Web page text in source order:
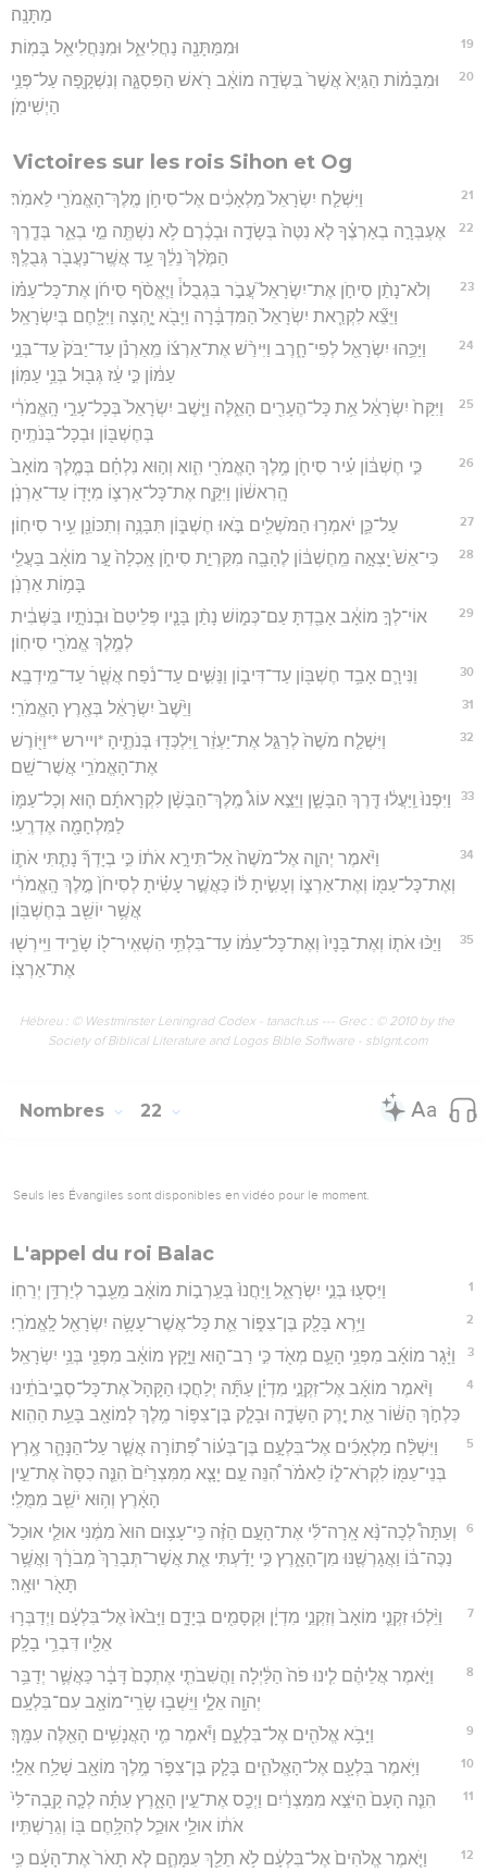
מַתָּנָֽה׃
19 וּמִמַּתָּנָ֖ה נַחֲלִיאֵ֑ל וּמִנַּחֲלִיאֵ֖ל בָּמֽוֹת׃
20
וּמִבָּמ֗וֹת הַגַּיְא֙ אֲשֶׁר֙ בִּשְׂדֵ֣ה מוֹאָ֔ב רֹ֖אשׁ הַפִּסְגָּ֑ה וְנִשְׁקָ֖פָה עַל־פְּנֵ֥י
הַיְשִׁימֹֽן׃
Victoires sur les rois Sihon et Og
21 וַיִּשְׁלַ֤ח יִשְׂרָאֵל֙ מַלְאָכִ֔ים אֶל־סִיחֹ֥ן מֶֽלֶךְ־הָאֱמֹרִ֖י לֵאמֹֽר׃
22
אֶעְבְּרָ֣ה בְאַרְצֶ֗ךָ לֹ֤א נִטֶּה֙ בְּשָׂדֶ֣ה וּבְכֶ֔רֶם לֹ֥א נִשְׁתֶּ֖ה מֵ֣י בְאֵ֑ר בְּדֶ֤רֶךְ
הַמֶּ֙לֶךְ֙ נֵלֵ֔ךְ עַ֥ד אֲשֶֽׁר־נַעֲבֹ֖ר גְּבֻלֶֽךָ׃
23
וְלֹא־נָתַ֨ן סִיחֹ֣ן אֶת־יִשְׂרָאֵל֮ עֲבֹ֣ר בִּגְבֻלוֹ֒ וַיֶּאֱסֹ֨ף סִיחֹ֜ן אֶת־כָּל־עַמּ֗וֹ
וַיֵּצֵ֞א לִקְרַ֤את יִשְׂרָאֵל֙ הַמִּדְבָּ֔רָה וַיָּבֹ֖א יָ֑הְצָה וַיִּלָּ֖חֶם בְּיִשְׂרָאֵֽל׃
24
וַיַּכֵּ֥הוּ יִשְׂרָאֵ֖ל לְפִי־חָ֑רֶב וַיִּירַ֨שׁ אֶת־אַרְצ֜וֹ מֵֽאַרְנֹ֗ן עַד־יַבֹּק֙ עַד־בְּנֵ֣י
עַמּ֔וֹן כִּ֣י עַ֔ז גְּב֖וּל בְּנֵ֥י עַמּֽוֹן׃
25
וַיִּקַּח֙ יִשְׂרָאֵ֔ל אֵ֥ת כָּל־הֶעָרִ֖ים הָאֵ֑לֶּה וַיֵּ֤שֶׁב יִשְׂרָאֵל֙ בְּכָל־עָרֵ֣י הָֽאֱמֹרִ֔י
בְּחֶשְׁבּ֖וֹן וּבְכָל־בְּנֹתֶֽיהָ׃
26
כִּ֣י חֶשְׁבּ֔וֹן עִ֗יר סִיחֹ֛ן מֶ֥לֶךְ הָאֱמֹרִ֖י הִ֑וא וְה֣וּא נִלְחַ֗ם בְּמֶ֤לֶךְ מוֹאָב֙
הָֽרִאשׁ֔וֹן וַיִּקַּ֧ח אֶת־כָּל־אַרְצ֛וֹ מִיָּד֖וֹ עַד־אַרְנֹֽן׃
27 עַל־כֵּ֛ן יֹאמְר֥וּ הַמֹּשְׁלִ֖ים בֹּ֣אוּ חֶשְׁבּ֑וֹן תִּבָּנֶ֥ה וְתִכּוֹנֵ֖ן עִ֥יר סִיחֽוֹן׃
28
כִּי־אֵשׁ֙ יָֽצְאָ֣ה מֵֽחֶשְׁבּ֔וֹן לֶהָבָ֖ה מִקִּרְיַ֣ת סִיחֹ֑ן אָֽכְלָה֙ עָ֣ר מוֹאָ֔ב בַּעֲלֵ֖י
בָּמ֥וֹת אַרְנֹֽן׃
29
אוֹי־לְךָ֣ מוֹאָ֔ב אָבַ֖דְתָּ עַם־כְּמ֑וֹשׁ נָתַ֨ן בָּנָ֤יו פְּלֵיטִם֙ וּבְנֹתָ֣יו בַּשְּׁבִ֔ית
לְמֶ֥לֶךְ אֱמֹרִ֖י סִיחֽוֹן׃
30 וַנִּירָ֛ם אָבַ֥ד חֶשְׁבּ֖וֹן עַד־דִּיב֑וֹן וַנַּשִּׁ֣ים עַד־נֹ֔פַח אֲשֶׁ֖רׄ עַד־מֵֽידְבָֽא׃
31 וַיֵּ֙שֶׁב֙ יִשְׂרָאֵ֔ל בְּאֶ֖רֶץ הָאֱמֹרִֽי׃
32
וַיִּשְׁלַ֤ח מֹשֶׁה֙ לְרַגֵּ֣ל אֶת־יַעְזֵ֔ר וַֽיִּלְכְּד֖וּ בְּנֹתֶ֑יהָ *ויירש **וַיּ֖וֹרֶשׁ
אֶת־הָאֱמֹרִ֥י אֲשֶׁר־שָֽׁם׃
33
וַיִּפְנוּ֙ וַֽיַּעֲל֔וּ דֶּ֖רֶךְ הַבָּשָׁ֑ן וַיֵּצֵ֣א עוֹג֩ מֶֽלֶךְ־הַבָּשָׁ֨ן לִקְרָאתָ֜ם ה֧וּא וְכָל־עַמּ֛וֹ
לַמִּלְחָמָ֖ה אֶדְרֶֽעִי׃
34
וַיֹּ֨אמֶר יְהוָ֤ה אֶל־מֹשֶׁה֙ אַל־תִּירָ֣א אֹת֔וֹ כִּ֣י בְיָדְךָ֞ נָתַ֧תִּי אֹת֛וֹ
וְאֶת־כָּל־עַמּ֖וֹ וְאֶת־אַרְצ֑וֹ וְעָשִׂ֣יתָ לּ֔וֹ כַּאֲשֶׁ֣ר עָשִׂ֗יתָ לְסִיחֹן֙ מֶ֣לֶךְ הָֽאֱמֹרִ֔י
אֲשֶׁ֥ר יוֹשֵׁ֖ב בְּחֶשְׁבּֽוֹן׃
35
וַיַּכּ֨וּ אֹת֤וֹ וְאֶת־בָּנָיו֙ וְאֶת־כָּל־עַמּ֔וֹ עַד־בִּלְתִּ֥י הִשְׁאִֽיר־ל֖וֹ שָׂרִ֑יד וַיִּֽירְשׁ֖וּ
אֶת־אַרְצֽוֹ׃
Hébreu : © Westminster Leningrad Codex - tanach.us --- Grec : © 2010 by the
Society of Biblical Literature and Logos Bible Software - sblgnt.com
Nombres 22
Seuls les Évangiles sont disponibles en vidéo pour le moment.
L'appel du roi Balac
1 וַיִּסְע֖וּ בְּנֵ֣י יִשְׂרָאֵ֑ל וַֽיַּחֲנוּ֙ בְּעַֽרְב֣וֹת מוֹאָ֔ב מֵעֵ֖בֶר לְיַרְדֵּ֥ן יְרֵחֽוֹ׃
2 וַיַּ֥רְא בָּלָ֖ק בֶּן־צִפּ֑וֹר אֵ֛ת כָּל־אֲשֶׁר־עָשָׂ֥ה יִשְׂרָאֵ֖ל לָֽאֱמֹרִֽי׃
3 וַיָּ֨גָר מוֹאָ֜ב מִפְּנֵ֥י הָעָ֛ם מְאֹ֖ד כִּ֣י רַב־ה֑וּא וַיָּ֣קָץ מוֹאָ֔ב מִפְּנֵ֖י בְּנֵ֥י יִשְׂרָאֵֽל׃
4
וַיֹּ֨אמֶר מוֹאָ֜ב אֶל־זִקְנֵ֣י מִדְיָ֗ן עַתָּ֞ה יְלַחֲכ֤וּ הַקָּהָל֙ אֶת־כָּל־סְבִ֣יבֹתֵ֔ינוּ
כִּלְחֹ֣ךְ הַשּׁ֔וֹר אֵ֖ת יֶ֣רֶק הַשָּׂדֶ֑ה וּבָלָ֧ק בֶּן־צִפּ֛וֹר מֶ֥לֶךְ לְמוֹאָ֖ב בָּעֵ֥ת הַהִֽוא׃
5
וַיִּשְׁלַ֨ח מַלְאָכִ֜ים אֶל־בִּלְעָ֣ם בֶּן־בְּע֗וֹר פְּ֠תוֹרָה אֲשֶׁ֧ר עַל־הַנָּהָ֛ר אֶ֥רֶץ
בְּנֵי־עַמּ֖וֹ לִקְרֹא־ל֑וֹ לֵאמֹ֗ר הִ֠נֵּה עַ֣ם יָצָ֤א מִמִּצְרַ֙יִם֙ הִנֵּ֤ה כִסָּה֙ אֶת־עֵ֣ין
הָאָ֔רֶץ וְה֥וּא יֹשֵׁ֖ב מִמֻּלִֽי׃
6
וְעַתָּה֩ לְכָה־נָּ֨א אָֽרָה־לִּ֜י אֶת־הָעָ֣ם הַזֶּ֗ה כִּֽי־עָצ֥וּם הוּא֙ מִמֶּ֔נִּי אוּלַ֤י אוּכַל֙
נַכֶּה־בּ֔וֹ וַאֲגָרְשֶׁ֖נּוּ מִן־הָאָ֑רֶץ כִּ֣י יָדַ֗עְתִּי אֵ֤ת אֲשֶׁר־תְּבָרֵךְ֙ מְבֹרָ֔ךְ וַאֲשֶׁ֥ר
תָּאֹ֖ר יוּאָֽר׃
7
וַיֵּ֨לְכ֜וּ זִקְנֵ֤י מוֹאָב֙ וְזִקְנֵ֣י מִדְיָ֔ן וּקְסָמִ֖ים בְּיָדָ֑ם וַיָּבֹ֙אוּ֙ אֶל־בִּלְעָ֔ם וַיְדַבְּר֥וּ
אֵלָ֖יו דִּבְרֵ֥י בָלָֽק׃
8
וַיֹּ֣אמֶר אֲלֵיהֶ֗ם לִ֤ינוּ פֹה֙ הַלַּ֔יְלָה וַהֲשִׁבֹתִ֤י אֶתְכֶם֙ דָּבָ֔ר כַּאֲשֶׁ֛ר יְדַבֵּ֥ר
יְהוָ֖ה אֵלָ֑י וַיֵּשְׁב֥וּ שָׂרֵֽי־מוֹאָ֖ב עִם־בִּלְעָֽם׃
9 וַיָּבֹ֥א אֱלֹהִ֖ים אֶל־בִּלְעָ֑ם וַיֹּ֕אמֶר מִ֛י הָאֲנָשִׁ֥ים הָאֵ֖לֶּה עִמָּֽךְ׃
10 וַיֹּ֥אמֶר בִּלְעָ֖ם אֶל־הָאֱלֹהִ֑ים בָּלָ֧ק בֶּן־צִפֹּ֛ר מֶ֥לֶךְ מוֹאָ֖ב שָׁלַ֥ח אֵלָֽי׃
11
הִנֵּ֤ה הָעָם֙ הַיֹּצֵ֣א מִמִּצְרַ֔יִם וַיְכַ֖ס אֶת־עֵ֣ין הָאָ֑רֶץ עַתָּ֗ה לְכָ֤ה קָֽבָה־לִּי֙
אֹת֔וֹ אוּלַ֥י אוּכַ֛ל לְהִלָּ֥חֶם בּ֖וֹ וְגֵרַשְׁתִּֽיו׃
12
וַיֹּ֤אמֶר אֱלֹהִים֙ אֶל־בִּלְעָ֔ם לֹ֥א תֵלֵ֖ךְ עִמָּהֶ֑ם לֹ֤א תָאֹר֙ אֶת־הָעָ֔ם כִּ֥י